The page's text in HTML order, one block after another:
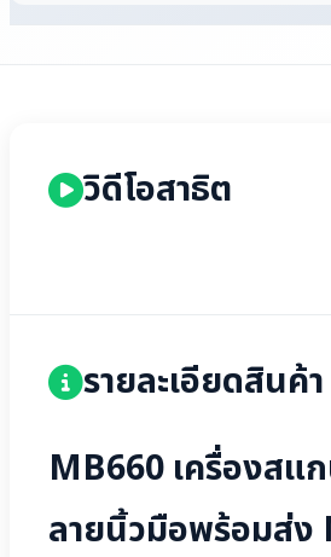
วิดีโอสาธิต
รายละเอียดสินค้า
MB660 เครื่องสแ
ลายนิ้วมือพร้อมส่ง